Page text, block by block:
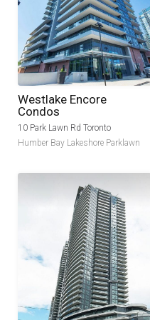
non proident, sunt in
anim id est laborum.
Westlake Encore
Condos
10 Park Lawn Rd Toronto
Humber Bay Lakeshore Parklawn